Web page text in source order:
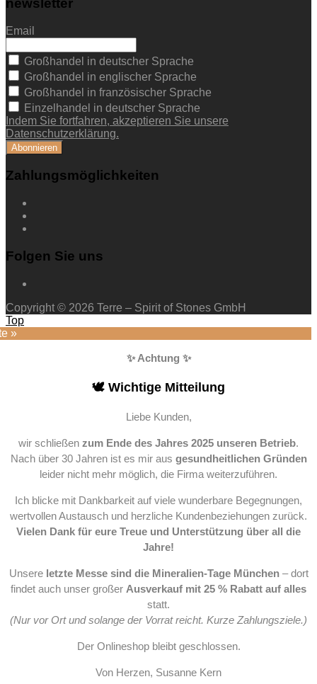
newsletter
Email
Großhandel in deutscher Sprache
Großhandel in englischer Sprache
Großhandel in französischer Sprache
Einzelhandel in deutscher Sprache
Indem Sie fortfahren, akzeptieren Sie unsere
Datenschutzerklärung.
Zahlungsmöglichkeiten
Folgen Sie uns
Copyright © 2026 Terre – Spirit of Stones GmbH
Top
»
✨ Achtung ✨
🕊️ Wichtige Mitteilung
Liebe Kunden,
wir schließen zum Ende des Jahres 2025 unseren Betrieb.
Nach über 30 Jahren ist es mir aus gesundheitlichen Gründen
leider nicht mehr möglich, die Firma weiterzuführen.
Ich blicke mit Dankbarkeit auf viele wunderbare Begegnungen,
wertvollen Austausch und herzliche Kundenbeziehungen zurück.
Vielen Dank für eure Treue und Unterstützung über all die
Jahre!
Unsere letzte Messe sind die Mineralien-Tage München– dort
findet auch unser großer Ausverkauf mit 25 % Rabatt auf alles
statt.
(Nur vor Ort und solange der Vorrat reicht. Kurze Zahlungsziele.)
Der Onlineshop bleibt geschlossen.
Von Herzen, Susanne Kern